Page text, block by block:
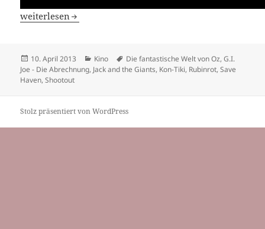
Das war der März und seine Filme
weiterlesen
Veröffentlicht
am
10. April 2013 Kategorien
Kino Schlagwörter
Die fantastische Welt von Oz,G.I.
Joe - Die Abrechnung, Jack and the Giants, Kon-Tiki, Rubinrot,Save
Haven,Shootout
Stolz präsentiert von WordPress